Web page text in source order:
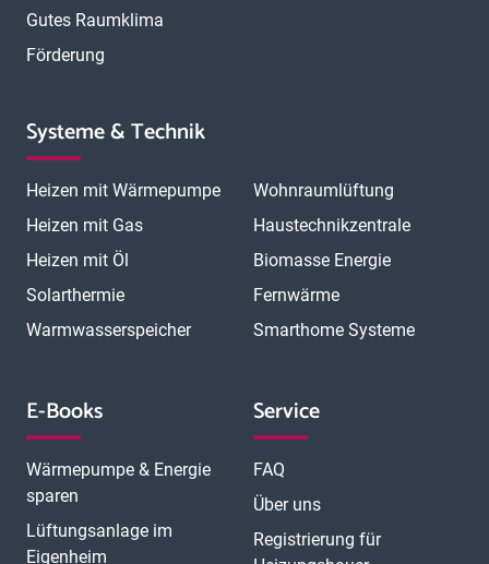
Gutes Raumklima
Förderung
Systeme & Technik
Heizen mit Wärmepumpe
Heizen mit Gas
Heizen mit Öl
Solarthermie
Warmwasserspeicher
Wohnraumlüftung
Haustechnikzentrale
Biomasse Energie
Fernwärme
Smarthome Systeme
E-Books
Wärmepumpe & Energie
sparen
Lüftungsanlage im
Eigenheim
Service
FAQ
Über uns
Registrierung für